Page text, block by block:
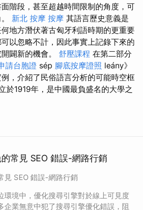
階段，甚至超越時間限制的角度，可
新北 按摩 按摩 其語言歷史意義是
地方潛伏著古匈牙利語時期的更重要
以忽略不計，因此事實上記錄下來的
闢新的機會。 舒壓課程 在第二部分
請台胞證 sép 腳底按摩證照 leány》
，介紹了民俗語言分析的可能時空框
於1919年，是中國最負盛名的大學之
常見 SEO 錯誤-網路行銷
見 SEO 錯誤-網路行銷
環境中，優化搜尋引擎對於線上可見度
企業無意中犯了搜尋引擎優化錯誤，阻